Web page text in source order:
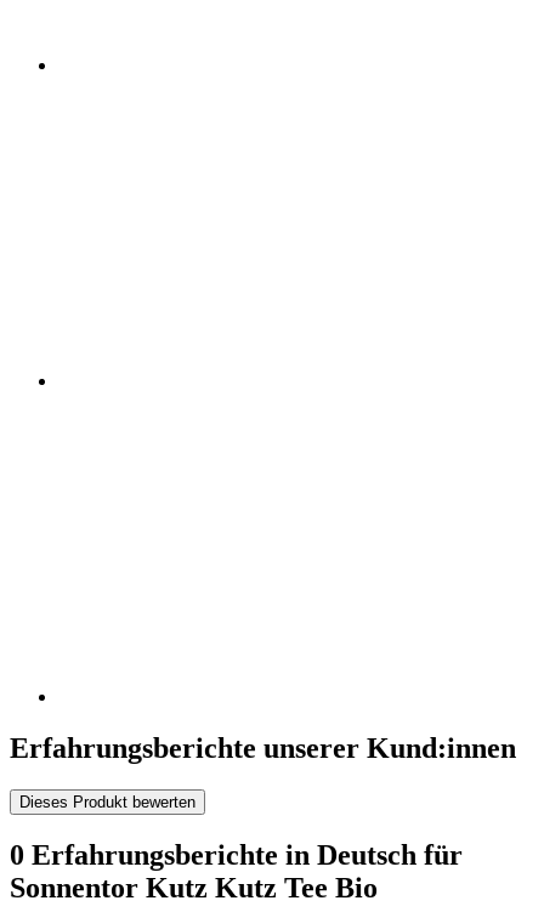
Erfahrungsberichte unserer Kund:innen
Dieses Produkt bewerten
0 Erfahrungsberichte in Deutsch für
Sonnentor Kutz Kutz Tee Bio